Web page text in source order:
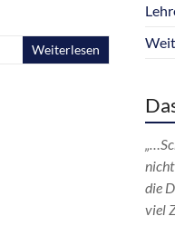
Weiterlesen
nicht
die
viel